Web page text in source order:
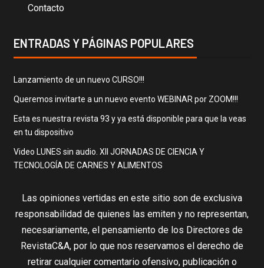
Contacto
ENTRADAS Y PÁGINAS POPULARES
Lanzamiento de un nuevo CURSO!!!
Queremos invitarte a un nuevo evento WEBINAR por ZOOM!!!
Esta es nuestra revista 93 y ya está disponible para que la veas
en tu dispositivo
Video LUNES sin audio. XII JORNADAS DE CIENCIA Y
TECNOLOGÍA DE CARNES Y ALIMENTOS
Las opiniones vertidas en este sitio son de exclusiva
responsabilidad de quienes las emiten y no representan,
necesariamente, el pensamiento de los Directores de
RevistaC&A, por lo que nos reservamos el derecho de
retirar cualquier comentario ofensivo, publicación o